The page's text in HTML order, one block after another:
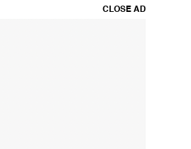
CLOSE AD